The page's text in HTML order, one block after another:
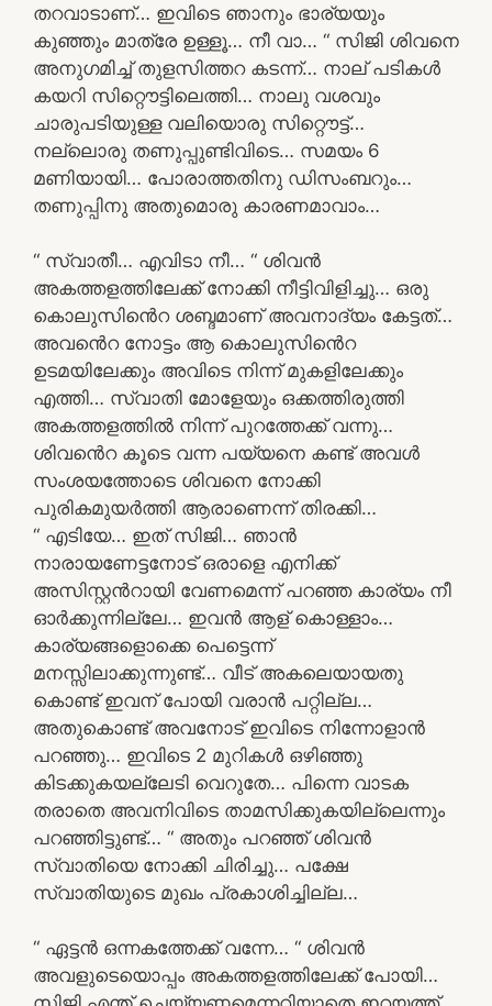
തറവാടാണ്… ഇവിടെ ഞാനും ഭാര്യയും
കുഞ്ഞും മാത്രേ ഉള്ളൂ… നീ വാ… “ സിജി ശിവനെ
അനുഗമിച്ച് തുളസിത്തറ കടന്ന്… നാല് പടികൾ
കയറി സിറ്റൌട്ടിലെത്തി… നാലു വശവും
ചാരുപടിയുള്ള വലിയൊരു സിറ്റൌട്ട്…
നല്ലൊരു തണുപ്പുണ്ടിവിടെ… സമയം 6
മണിയായി… പോരാത്തതിനു ഡിസംബറും…
തണുപ്പിനു അതുമൊരു കാരണമാവാം…
“ സ്വാതീ… എവിടാ നീ… “ ശിവൻ
അകത്തളത്തിലേക്ക് നോക്കി നീട്ടിവിളിച്ചു… ഒരു
കൊലുസിൻെറ ശബ്ദമാണ് അവനാദ്യം കേട്ടത്…
അവൻെറ നോട്ടം ആ കൊലുസിൻെറ
ഉടമയിലേക്കും അവിടെ നിന്ന് മുകളിലേക്കും
എത്തി… സ്വാതി മോളേയും ഒക്കത്തിരുത്തി
അകത്തളത്തിൽ നിന്ന് പുറത്തേക്ക് വന്നു…
ശിവൻെറ കൂടെ വന്ന പയ്യനെ കണ്ട് അവൾ
സംശയത്തോടെ ശിവനെ നോക്കി
പുരികമുയർത്തി ആരാണെന്ന് തിരക്കി…
“ എടിയേ… ഇത് സിജി… ഞാൻ
നാരായണേട്ടനോട് ഒരാളെ എനിക്ക്
അസിസ്റ്റൻറായി വേണമെന്ന് പറഞ്ഞ കാര്യം നീ
ഓർക്കുന്നില്ലേ… ഇവൻ ആള് കൊള്ളാം…
കാര്യങ്ങളൊക്കെ പെട്ടെന്ന്
മനസ്സിലാക്കുന്നുണ്ട്… വീട് അകലെയായതു
കൊണ്ട് ഇവന് പോയി വരാൻ പറ്റില്ല…
അതുകൊണ്ട് അവനോട് ഇവിടെ നിന്നോളാൻ
പറഞ്ഞു… ഇവിടെ 2 മുറികൾ ഒഴിഞ്ഞു
കിടക്കുകയല്ലേടി വെറുതേ… പിന്നെ വാടക
തരാതെ അവനിവിടെ താമസിക്കുകയില്ലെന്നും
പറഞ്ഞിട്ടുണ്ട്… “ അതും പറഞ്ഞ് ശിവൻ
സ്വാതിയെ നോക്കി ചിരിച്ചു… പക്ഷേ
സ്വാതിയുടെ മുഖം പ്രകാശിച്ചില്ല…
“ ഏട്ടൻ ഒന്നകത്തേക്ക് വന്നേ… “ ശിവൻ
അവളുടെയൊപ്പം അകത്തളത്തിലേക്ക് പോയി…